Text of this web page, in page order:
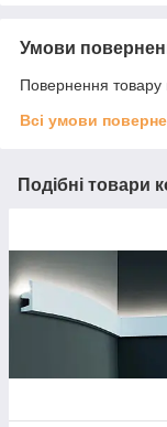
Умови
Повернення товару
Всі умови
Подібні товари